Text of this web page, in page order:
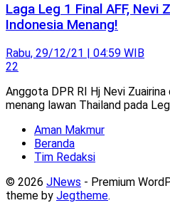
Laga Leg 1 Final AFF, Nevi
Indonesia Menang!
Rabu, 29/12/21 | 04:59 WIB
22
Anggota DPR RI Hj Nevi
menang lawan Thailand pada
Aman Makmur
Beranda
Tim Redaksi
© 2026 JNews - Premium
theme by Jegtheme.